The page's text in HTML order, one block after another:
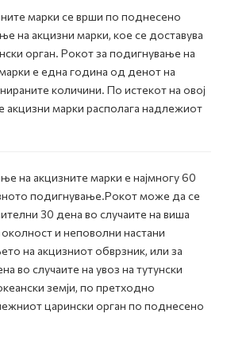
марки се врши по поднесено
на акцизни марки, кое се доставува
орган. Рокот за подигнување на
е една година од денот на
количини. По истекот на овој
акцизни марки располага надлежиот
на акцизните марки е најмногу 60
подигнување.Рокот може да се
30 дена во случаите на виша
и неповолни настани
на акцизниот обврзник, или за
во случаите на увоз на тутунски
земји, по претходно
царински орган по поднесено